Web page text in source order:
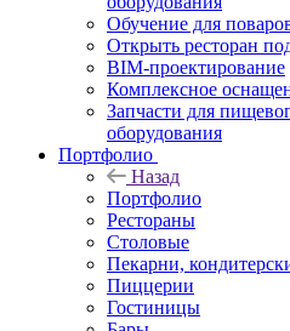
Обучение для
Открыть ресторан
BIM-проектирование
Комплексное
Запчасти для
оборудования
Портфолио
Назад
Портфолио
Рестораны
Столовые
Пекарни,
Пиццерии
Гостиницы